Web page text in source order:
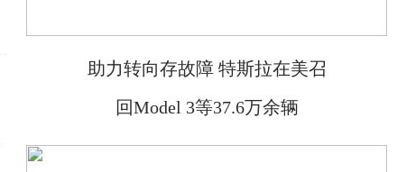
助力转向存故障 特斯拉在美召
回Model 3等37.6万余辆